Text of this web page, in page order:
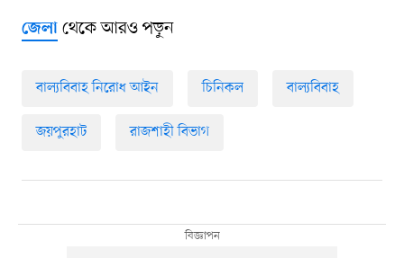
জেলাথেকে আরও পড়ুন
বাল্যবিবাহ নিরোধ আইন চিনিকল বাল্যবিবাহ
জয়পুরহাট রাজশাহী বিভাগ